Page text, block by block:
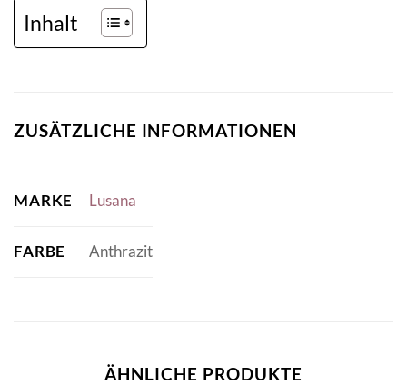
Inhalt
ZUSÄTZLICHE INFORMATIONEN
MARKE Lusana
FARBE Anthrazit
ÄHNLICHE PRODUKTE